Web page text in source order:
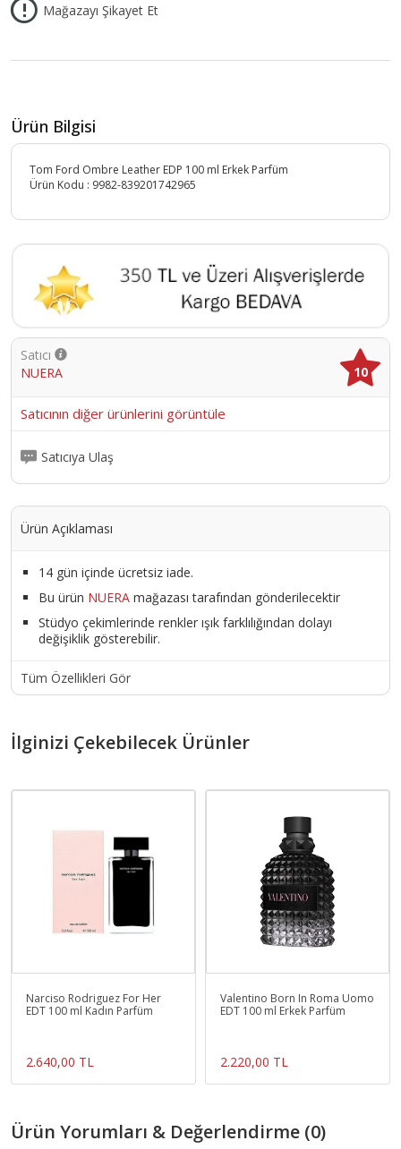
Mağazayı Şikayet Et
Ürün Bilgisi
Tom Ford Ombre Leather EDP 100 ml Erkek Parfüm
Ürün Kodu : 9982-839201742965
Satıcı
NUERA
10
Satıcının diğer ürünlerini görüntüle
Satıcıya Ulaş
Ürün Açıklaması
14 gün içinde ücretsiz iade.
Bu ürün NUERA mağazası tarafından gönderilecektir
Stüdyo çekimlerinde renkler ışık farklılığından dolayı
değişiklik gösterebilir.
Tüm Özellikleri Gör
İlginizi Çekebilecek Ürünler
Narciso Rodriguez For Her
EDT 100 ml Kadın Parfüm
2.640,00 TL
Valentino Born In Roma Uomo
EDT 100 ml Erkek Parfüm
2.220,00 TL
Ürün Yorumları & Değerlendirme (0)